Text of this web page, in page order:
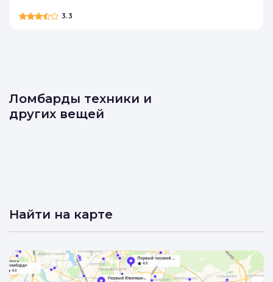
3.3
Ломбарды техники и
других вещей
Найти на карте